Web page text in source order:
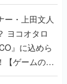
ー・上田文人
ヨコオタロ
』に込めら
【ゲームの企